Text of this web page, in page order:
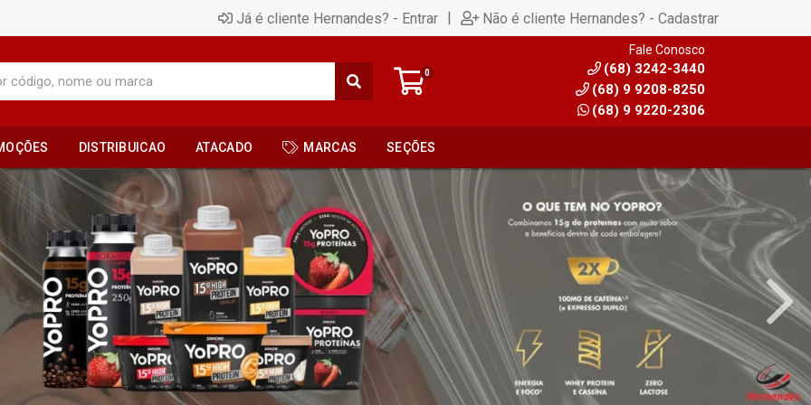
Já é cliente Hernandes? - Entrar | Não é cliente Hernandes? - Cadastrar
0
Fale Conosco
(68) 3242-3440
(68) 9 9208-8250
(68) 9 9220-2306
DISTRIBUICAO ATACADO MARCAS SEÇÕES